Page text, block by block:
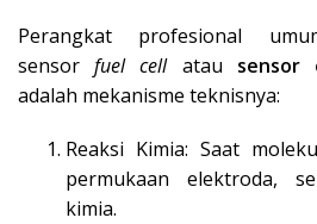
Perangkat profesional
sensorfuel cellatau sensor
adalah mekanisme teknisnya:
Reaksi Kimia: Saat
permukaan elektroda,
kimia.